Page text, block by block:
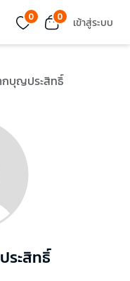
0 0 เข้าสู่ระบบ
บุญประสิทธิ์
ะสิทธิ์